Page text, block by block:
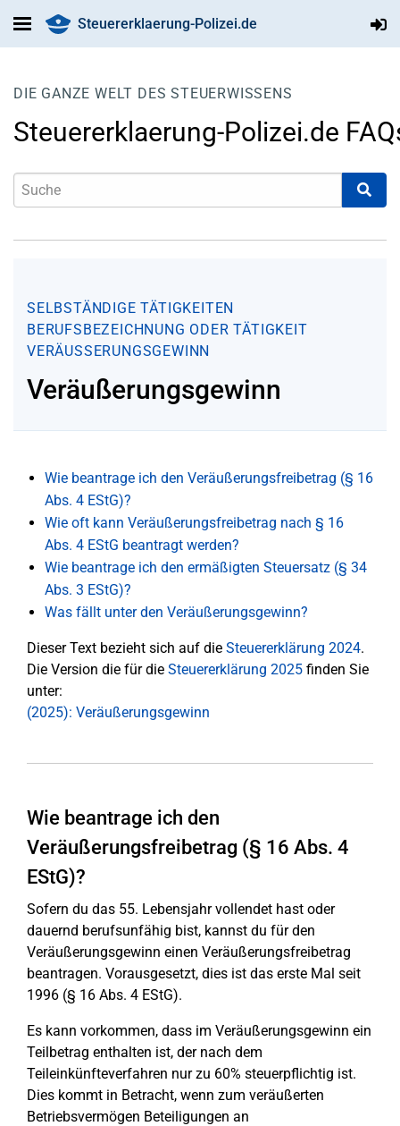
Steuererklaerung-Polizei.de
DIE GANZE WELT DES STEUERWISSENS
Steuererklaerung-Polizei.de
SELBSTÄNDIGE TÄTIGKEITEN
BERUFSBEZEICHNUNG ODER TÄTIGKEIT
VERÄUSSERUNGSGEWINN
Veräußerungsgewinn
Wie beantrage ich den Veräußerungsfreibetrag (§ 16
Abs. 4 EStG)?
Wie oft kann Veräußerungsfreibetrag nach § 16
Abs. 4 EStG beantragt werden?
Wie beantrage ich den ermäßigten Steuersatz (§ 34
Abs. 3 EStG)?
Was fällt unter den Veräußerungsgewinn?
Dieser Text bezieht sich auf die Steuererklärung 2024.
Die Version die für die Steuererklärung 2025 finden Sie
unter:
(2025): Veräußerungsgewinn
Wie beantrage ich den
Veräußerungsfreibetrag (§ 16 Abs. 4
EStG)?
Sofern du das 55. Lebensjahr vollendet hast oder
dauernd berufsunfähig bist, kannst du für den
Veräußerungsgewinn einen Veräußerungsfreibetrag
beantragen. Vorausgesetzt, dies ist das erste Mal seit
1996 (§ 16 Abs. 4 EStG).
Es kann vorkommen, dass im Veräußerungsgewinn ein
Teilbetrag enthalten ist, der nach dem
Teileinkünfteverfahren nur zu 60% steuerpflichtig ist.
Dies kommt in Betracht, wenn zum veräußerten
Betriebsvermögen Beteiligungen an